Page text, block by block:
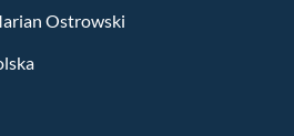
Ostrowski